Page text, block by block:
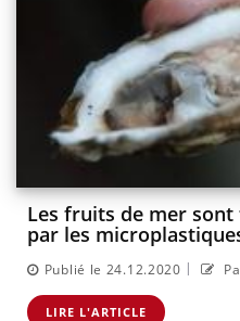
Les fruits de mer
par les
Publié le 24.12.2020 |
LIRE L'ARTICLE